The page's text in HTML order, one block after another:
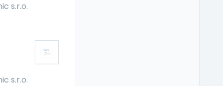
s.r.o.
s.r.o.